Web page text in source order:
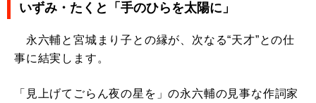
いずみ・たくと「手のひらを太陽に」
永六輔と宮城まり子との縁が、次なる“天才”との仕
事に結実します。
「見上げてごらん夜の星を」の永六輔の見事な作詞家